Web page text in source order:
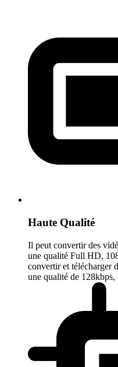
Haute Qualité
Il peut convertir des
une qualité Full HD,
convertir et télécharger
une qualité de